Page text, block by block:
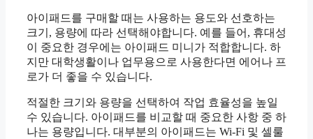
아이패드를 구매할 때는 사용하는 용도와 선호하는
크기, 용량에 따라 선택해야합니다. 예를 들어, 휴대성
이 중요한 경우에는 아이패드 미니가 적합합니다. 하
지만 대학생활이나 업무용으로 사용한다면 에어나 프
로가 더 좋을 수 있습니다.
적절한 크기와 용량을 선택하여 작업 효율성을 높일
수 있습니다. 아이패드를 비교할 때 중요한 사항 중 하
나는 용량입니다. 대부분의 아이패드는 Wi-Fi 및 셀룰